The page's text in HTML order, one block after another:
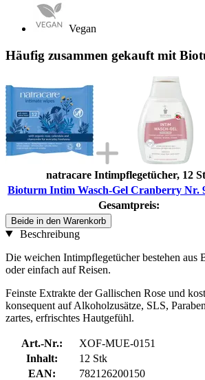
Vegan
Häufig zusammen gekauft mit
natracare Intimpflegetücher, 12
Bioturm Intim Wasch-Gel Cranberry Nr.
Gesamtpreis:
Beide in den Warenkorb
Beschreibung
Die weichen Intimpflegetücher bestehen
oder einfach auf Reisen.
Feinste Extrakte der Gallischen Rose und
konsequent auf Alkoholzusätze, SLS,
zartes, erfrischtes Hautgefühl.
Art.-Nr.:
XOF-MUE-0151
Inhalt:
12 Stk
EAN:
782126200150